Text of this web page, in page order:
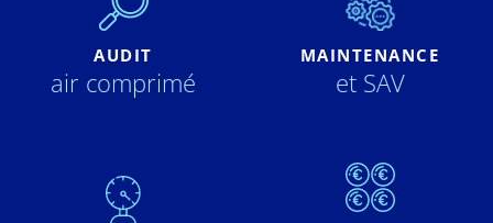
AUDIT
air comprimé
MAINTENANCE
et SAV